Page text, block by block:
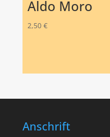
Aldo Moro
2,50 €
Anschrift